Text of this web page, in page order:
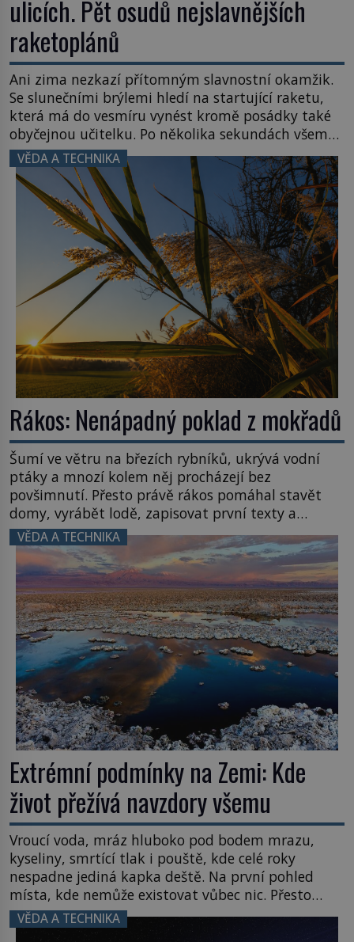
ulicích. Pět osudů nejslavnějších
raketoplánů
Ani zima nezkazí přítomným slavnostní okamžik.
Se slunečními brýlemi hledí na startující raketu,
která má do vesmíru vynést kromě posádky také
obyčejnou učitelku. Po několika sekundách všem
ztuhnou úsměvy, stroj totiž exploduje. Jejich
konstrukce není z levného kraje, daňové
poplatníky stojí miliardy dolarů. Na druhou stranu
zvládnou jen představitelné věci. Na malé kousky
Název: Columbia První […]
VĚDA A TECHNIKA
Rákos: Nenápadný poklad z mokřadů
Šumí ve větru na březích rybníků, ukrývá vodní
ptáky a mnozí kolem něj procházejí bez
povšimnutí. Přesto právě rákos pomáhal stavět
domy, vyrábět lodě, zapisovat první texty a
inspiroval řadu pověstí. Tato skromná, ale
užitečná rostlina provází člověka už tisíce let.
Většina lidí vnímá rákos jen jako obyčejnou kulisu
letního koupání. Stačí se však podívat […]
VĚDA A TECHNIKA
Extrémní podmínky na Zemi: Kde
život přežívá navzdory všemu
Vroucí voda, mráz hluboko pod bodem mrazu,
kyseliny, smrtící tlak i pouště, kde celé roky
nespadne jediná kapka deště. Na první pohled
místa, kde nemůže existovat vůbec nic. Přesto
právě tady vědci objevují organismy, které
posouvají hranice života. Každý nový nález mění
VĚDA A TECHNIKA